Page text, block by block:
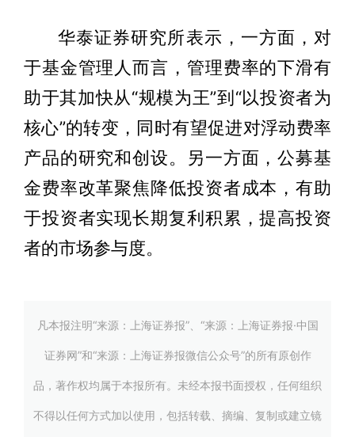
华泰证券研究所表示，一方面，对
于基金管理人而言，管理费率的下滑有
助于其加快从“规模为王”到“以投资者为
核心”的转变，同时有望促进对浮动费率
产品的研究和创设。另一方面，公募基
金费率改革聚焦降低投资者成本，有助
于投资者实现长期复利积累，提高投资
者的市场参与度。
凡本报注明“来源：上海证券报”、“来源：上海证券报·中国
证券网”和“来源：上海证券报微信公众号”的所有原创作
品，著作权均属于本报所有。未经本报书面授权，任何组织
不得以任何方式加以使用，包括转载、摘编、复制或建立镜